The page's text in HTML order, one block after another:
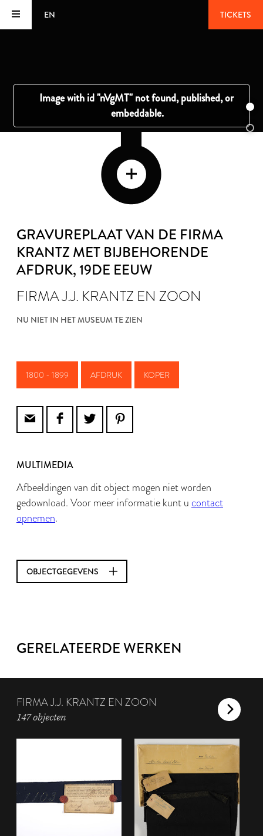
EN TICKETS
GRAVUREPLAAT VAN DE FIRMA
KRANTZ MET BIJBEHORENDE
AFDRUK, 19DE EEUW
FIRMA J.J. KRANTZ EN ZOON
NU NIET IN HET MUSEUM TE ZIEN
1800 - 1899 AFDRUK KOPER
MULTIMEDIA
Afbeeldingen van dit object mogen niet worden
gedownload. Voor meer informatie kunt u contact
opnemen.
OBJECTGEGEVENS
GERELATEERDE WERKEN
FIRMA J.J. KRANTZ EN ZOON
147 objecten